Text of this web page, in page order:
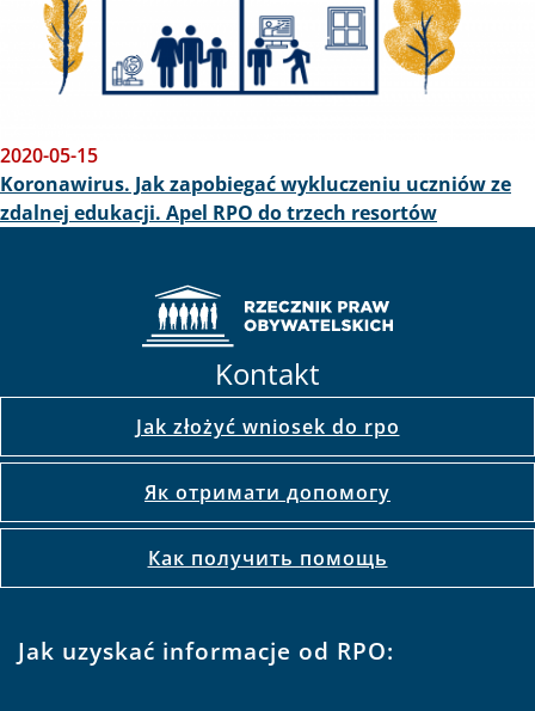
2020-05-15
Koronawirus. Jak zapobiegać wykluczeniu uczniów ze
zdalnej edukacji. Apel RPO do trzech resortów
Kontakt
Jak złożyć wniosek do rpo
Як отримати допомогу
Как получить помощь
Jak uzyskać informacje od RPO: